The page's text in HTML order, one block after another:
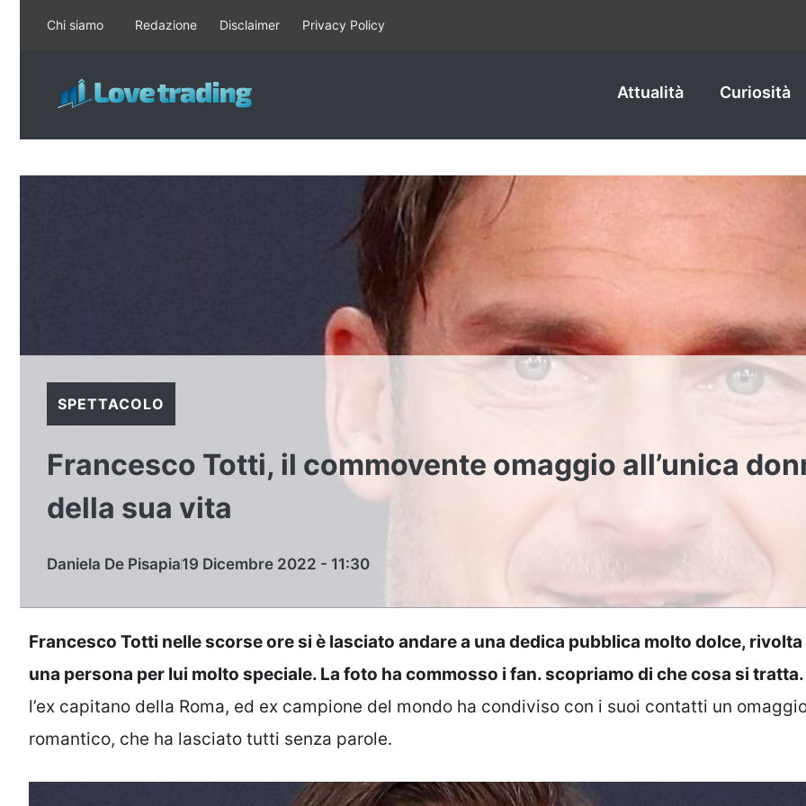
contenuto
Chi siamo Redazione Disclaimer Privacy Policy
Attualità Curiosità
SPETTACOLO
Francesco Totti, il commovente omaggio all’unica
della sua vita
Daniela De Pisapia19 Dicembre 2022 - 11:30
Francesco Totti nelle scorse ore si è lasciato andare a una dedica pubblica molto dolce, rivolta
una persona per lui molto speciale. La foto ha commosso i fan. scopriamo di che cosa si tratta.
l’ex capitano della Roma, ed ex campione del mondo ha condiviso con i suoi contatti un
romantico, che ha lasciato tutti senza parole.